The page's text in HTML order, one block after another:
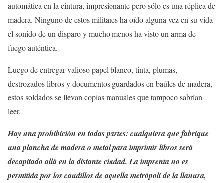
automática en la cintura, impresionante pero sólo es una réplica de
madera. Ninguno de estos militares ha oído alguna vez en su vida
el sonido de un disparo y mucho menos ha visto un arma de
fuego auténtica.
Luego de entregar valioso papel blanco, tinta, plumas,
destrozados libros y documentos guardados en baúles de madera,
estos soldados se llevan copias manuales que tampoco sabrían
leer.
Hay una prohibición en todas partes: cualquiera que fabrique
una plancha de madera o metal para imprimir libros será
decapitado allá en la distante ciudad. La imprenta no es
permitida por los caudillos de aquella metrópoli de la llanura,